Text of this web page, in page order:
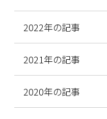
2022年の記事
2021年の記事
2020年の記事